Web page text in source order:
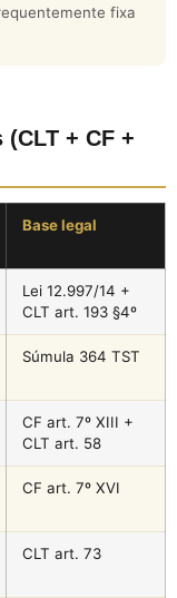
fixa
+ CF +
Base legal
Lei 12.997/14 +
CLT art. 193 §4º
Súmula 364 TST
CF art. 7º XIII +
CLT art. 58
CF art. 7º XVI
CLT art. 73